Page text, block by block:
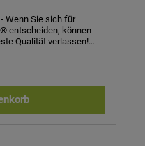
Wenn Sie sich für
entscheiden, können
Qualität verlassen!
perfekte und
für SonnenPartner® –
sich schnell aus!